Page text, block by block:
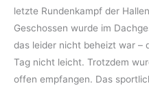
letzte Rundenkampf der
Geschossen wurde im
das leider nicht beheizt war –
Tag nicht leicht. Trotzdem
offen empfangen. Das